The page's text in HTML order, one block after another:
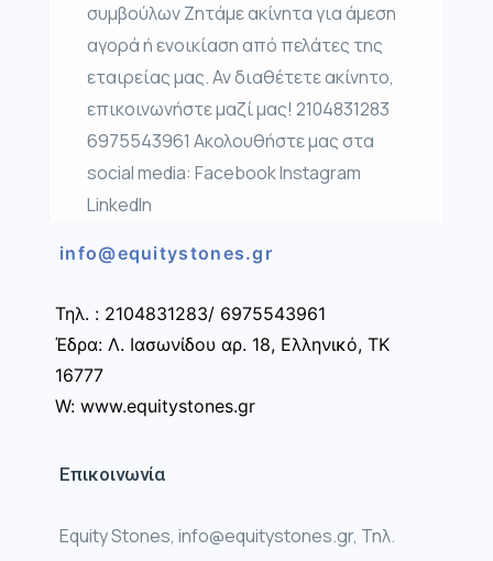
συμβούλων Ζητάμε ακίνητα για άμεση
αγορά ή ενοικίαση από πελάτες της
εταιρείας μας. Αν διαθέτετε ακίνητο,
επικοινωνήστε μαζί μας! 2104831283
6975543961 Ακολουθήστε μας στα
social media: Facebook Instagram
LinkedIn
info@equitystones.gr
Τηλ. : 2104831283/ 6975543961
Έδρα: Λ. Ιασωνίδου αρ. 18, Ελληνικό, ΤΚ
16777
W: www.equitystones.gr
Επικοινωνία
Equity Stones, info@equitystones.gr, Τηλ.